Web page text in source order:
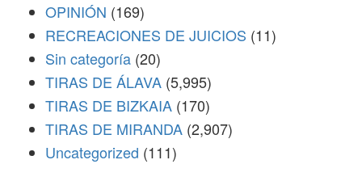
OPINIÓN (169)
RECREACIONES DE JUICIOS (11)
Sin categoría (20)
TIRAS DE ÁLAVA (5,995)
TIRAS DE BIZKAIA (170)
TIRAS DE MIRANDA (2,907)
Uncategorized (111)